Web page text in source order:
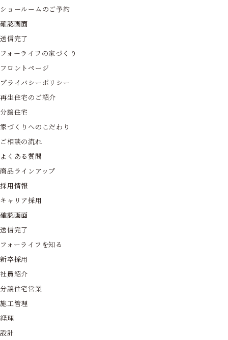
ショールームのご予約
確認画面
送信完了
フォーライフの家づくり
フロントページ
プライバシーポリシー
再生住宅のご紹介
分譲住宅
家づくりへのこだわり
ご相談の流れ
よくある質問
商品ラインアップ
採用情報
キャリア採用
確認画面
送信完了
フォーライフを知る
新卒採用
社員紹介
分譲住宅営業
施工管理
経理
設計